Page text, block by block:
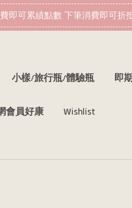
可累績點數 下筆消費即可折抵
小樣/旅行瓶/體驗瓶 即
會員好康 Wishlist